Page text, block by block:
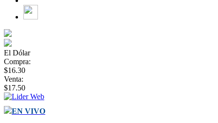
El Dólar
Compra:
$16.30
Venta:
$17.50
EN VIVO